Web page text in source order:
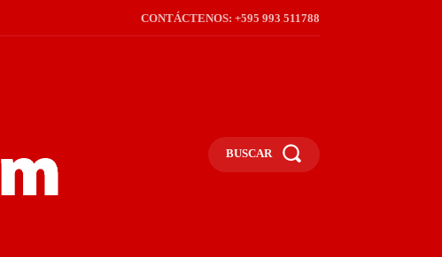
CONTÁCTENOS: +595 993 511788
BUSCAR